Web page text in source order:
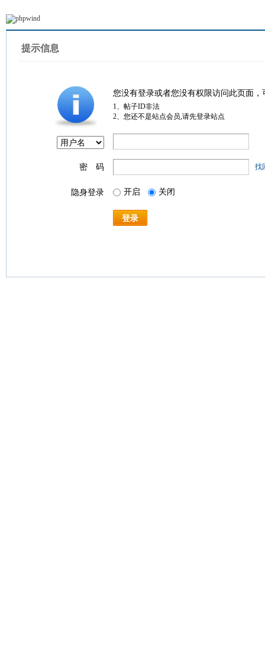
提示信息
您没有登录或者您没有权限访问此页面
1、帖子ID非法
2、您还不是站点会员,请先登录站点
密 码 找
隐身登录 开启 关闭
登录